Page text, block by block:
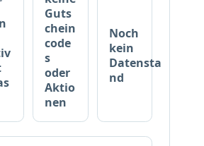
r
b
Guts
chein
code
s
oder
Aktio
nen
Noch
kein
Datensta
nd